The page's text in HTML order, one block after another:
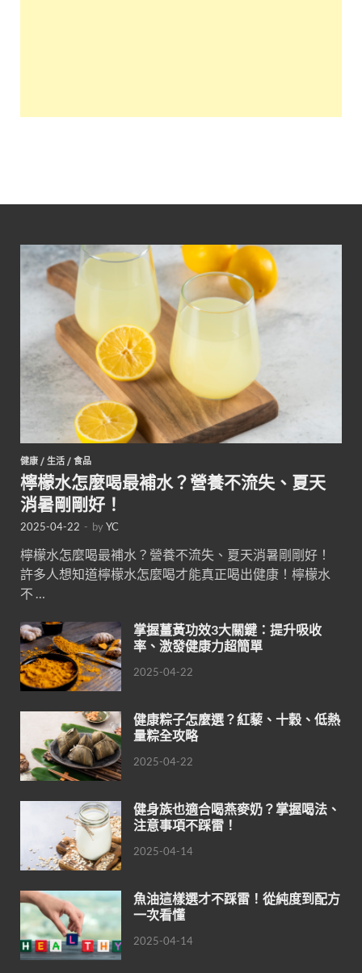
健康 / 生活 / 食品
檸檬水怎麼喝最補水？營養不流失、夏天
消暑剛剛好！
2025-04-22 - byYC
檸檬水怎麼喝最補水？營養不流失、夏天消暑剛剛好！
許多人想知道檸檬水怎麼喝才能真正喝出健康！檸檬水
不 …
掌握薑黃功效3大關鍵：提升吸收
率、激發健康力超簡單
2025-04-22
健康粽子怎麼選？紅藜、十穀、低熱
量粽全攻略
2025-04-22
健身族也適合喝燕麥奶？掌握喝法、
注意事項不踩雷！
2025-04-14
魚油這樣選才不踩雷！從純度到配方
一次看懂
2025-04-14